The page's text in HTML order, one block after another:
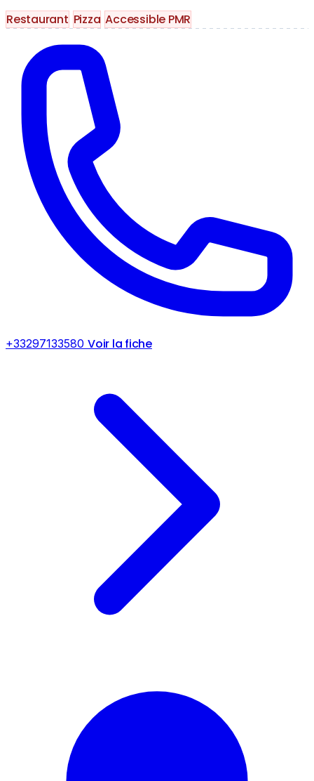
Restaurant Pizza Accessible PMR
+33297133580 Voir la fiche